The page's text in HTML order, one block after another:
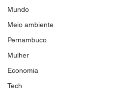
Mundo
Meio ambiente
Pernambuco
Mulher
Economia
Tech